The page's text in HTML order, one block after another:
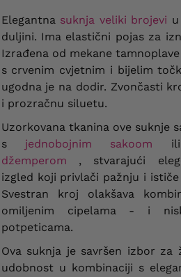
Elegantna suknja veliki brojevi
duljini. Ima elastični pojas za
Izrađena od mekane
s crvenim cvjetnim i bijelim
ugodna je na dodir. Zvončasti
i prozračnu siluetu.
Uzorkovana tkanina ove suknje
s jednobojnim sakoom
džemperom , stvarajući
izgled koji privlači pažnju i
Svestran kroj olakšava
omiljenim cipelama - i
potpeticama.
Ova suknja je savršen izbor za
udobnost u kombinaciji s